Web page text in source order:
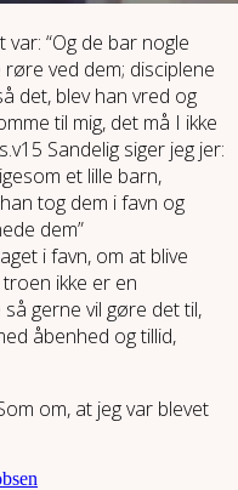
var: “Og de bar nogle
ved dem; disciplene
det, blev han vred og
til mig, det må I ikke
Sandelig siger jeg jer:
et lille barn,
tog dem i favn og
dem”
i favn, om at blive
ikke er en
gerne vil gøre det til,
åbenhed og tillid,
om, at jeg var blevet